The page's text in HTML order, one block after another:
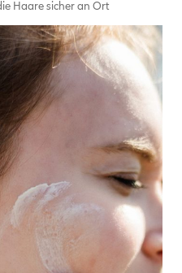
Haare sicher an Ort